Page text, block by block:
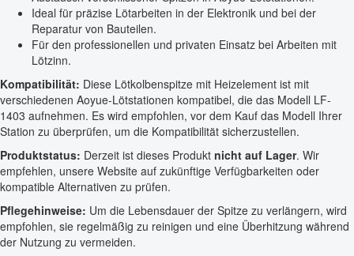
Ideal für präzise Lötarbeiten in der Elektronik und bei der
Reparatur von Bauteilen.
Für den professionellen und privaten Einsatz bei Arbeiten mit
Lötzinn.
Kompatibilität: Diese Lötkolbenspitze mit Heizelement ist mit
verschiedenen Aoyue-Lötstationen kompatibel, die das Modell LF-
1403 aufnehmen. Es wird empfohlen, vor dem Kauf das Modell Ihrer
Station zu überprüfen, um die Kompatibilität sicherzustellen.
Produktstatus: Derzeit ist dieses Produkt nicht auf Lager. Wir
empfehlen, unsere Website auf zukünftige Verfügbarkeiten oder
kompatible Alternativen zu prüfen.
Pflegehinweise: Um die Lebensdauer der Spitze zu verlängern, wird
empfohlen, sie regelmäßig zu reinigen und eine Überhitzung während
der Nutzung zu vermeiden.